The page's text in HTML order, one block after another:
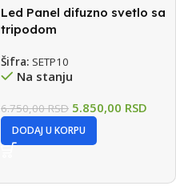
Šifra:213403
2.350,00RSD
DODAJ U KORPU